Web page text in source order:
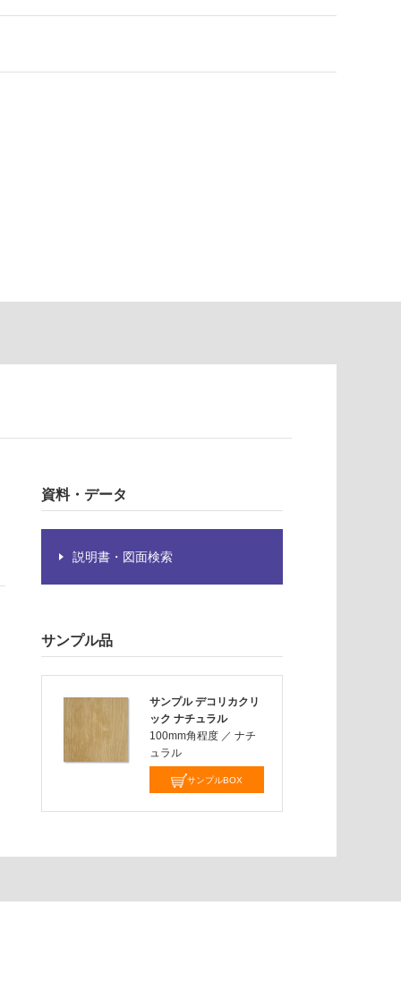
資料・データ
説明書・図面検索
サンプル品
サンプル デコリカクリ
ック ナチュラル
100mm角程度 ／ ナチ
ュラル
サンプルBOX